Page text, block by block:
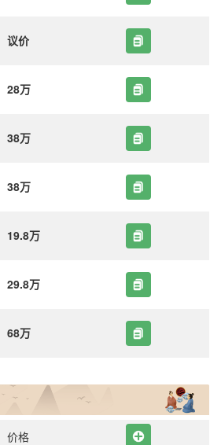
议价
28万
38万
38万
19.8万
29.8万
68万
价格